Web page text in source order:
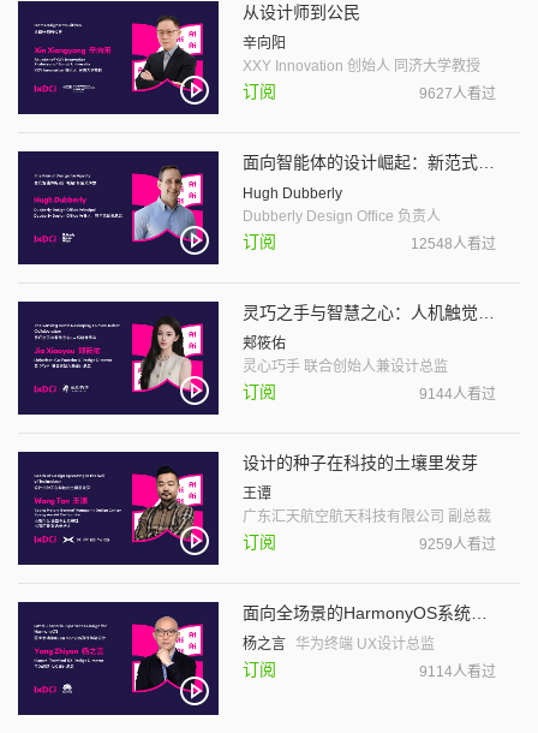
从设计师到公民
辛向阳
XXY Innovation 创始人 同济大学教授
订阅 9627人看过
Hugh Dubberly
Dubberly Design Office 负责人
订阅 12548人看过
郏筱佑
灵心巧手 联合创始人兼设计总监
订阅 9144人看过
设计的种子在科技的土壤里发芽
王谭
广东汇天航空航天科技有限公司 副总裁
订阅 9259人看过
杨之言 华为终端 UX设计总监
订阅 9114人看过